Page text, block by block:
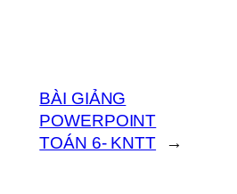
BÀI GIẢNG
POWERPOINT
TOÁN 6- KNTT
→